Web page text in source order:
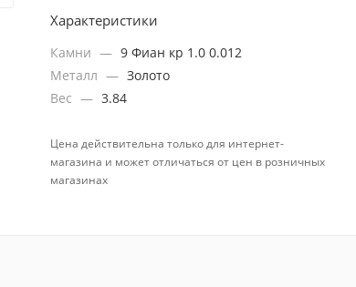
Характеристики
Камни — 9 Фиан кр 1.0 0.012
Металл — Золото
Вес — 3.84
Цена действительна только для интернет-
магазина и может отличаться от цен в розничных
магазинах